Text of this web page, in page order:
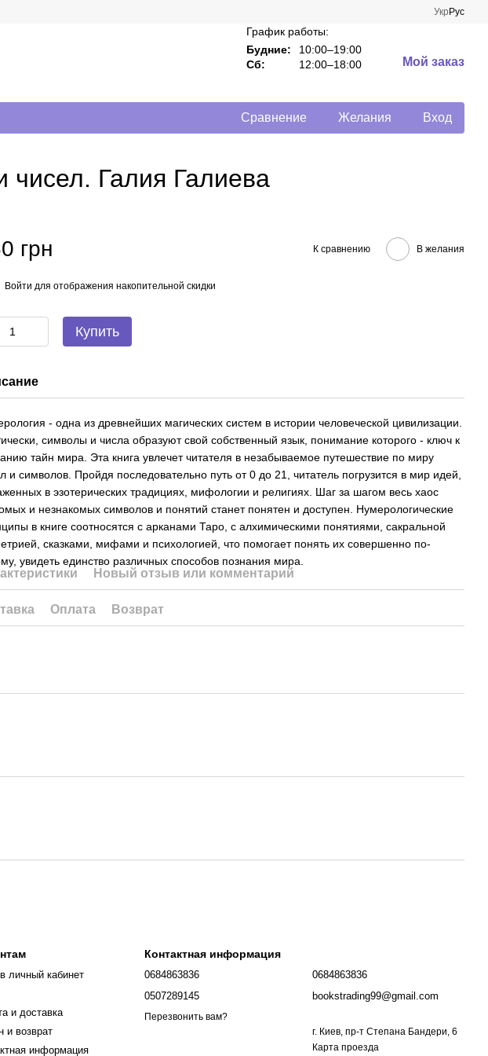
Укр Рус
График работы:
Будние:
10:00–19:00
Сб:
12:00–18:00 Мой заказ
Сравнение Желания Вход
чисел. Галия Галиева
грн К сравнению В желания
Войти для отображения накопительной скидки
Купить
- одна из древнейших магических систем в истории человеческой цивилизации.
символы и числа образуют свой собственный язык, понимание которого - ключ к
тайн мира. Эта книга увлечет читателя в незабываемое путешествие по миру
и символов. Пройдя последовательно путь от 0 до 21, читатель погрузится в мир идей,
в эзотерических традициях, мифологии и религиях. Шаг за шагом весь хаос
и незнакомых символов и понятий станет понятен и доступен. Нумерологические
в книге соотносятся с арканами Таро, с алхимическими понятиями, сакральной
сказками, мифами и психологией, что помогает понять их совершенно по-
увидеть единство различных способов познания мира.
Новый отзыв или комментарий
Оплата Возврат
личный кабинет
и доставка
и возврат
информация
Контактная информация
0684863836
0507289145
Перезвонить вам?
0684863836
bookstrading99@gmail.com
г. Киев, пр-т Степана Бандери, 6
Карта проезда